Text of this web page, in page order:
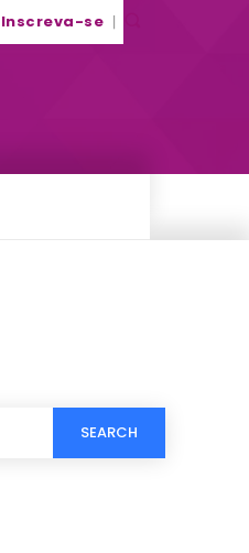
Inscreva-se
SEARCH